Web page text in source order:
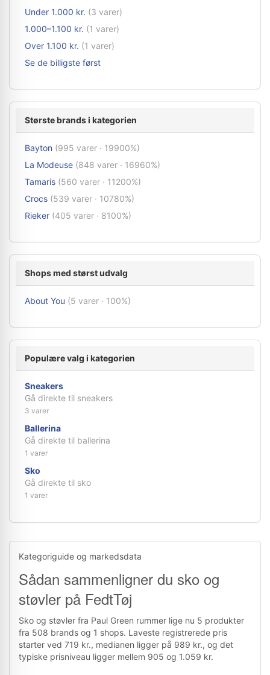
Under 1.000 kr. (3 varer)
1.000–1.100 kr. (1 varer)
Over 1.100 kr. (1 varer)
Se de billigste først
Største brands i kategorien
Bayton (995 varer · 19900%)
La Modeuse (848 varer · 16960%)
Tamaris (560 varer · 11200%)
Crocs (539 varer · 10780%)
Rieker (405 varer · 8100%)
Shops med størst udvalg
About You (5 varer · 100%)
Populære valg i kategorien
Sneakers
Gå direkte til sneakers
3 varer
Ballerina
Gå direkte til ballerina
1 varer
Sko
Gå direkte til sko
1 varer
Kategoriguide og markedsdata
Sådan sammenligner du sko og
støvler på FedtTøj
Sko og støvler fra Paul Green rummer lige nu 5 produkter
fra 508 brands og 1 shops. Laveste registrerede pris
starter ved 719 kr., medianen ligger på 989 kr., og det
typiske prisniveau ligger mellem 905 og 1.059 kr.